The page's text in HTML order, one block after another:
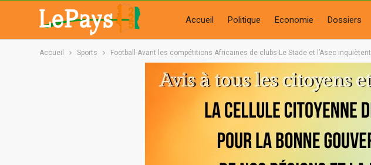
Accueil Politique Economie Dossiers
Accueil Sports Football-Avant les compétitions Africaines de clubs-Le Stade et l’Asec inquiètent